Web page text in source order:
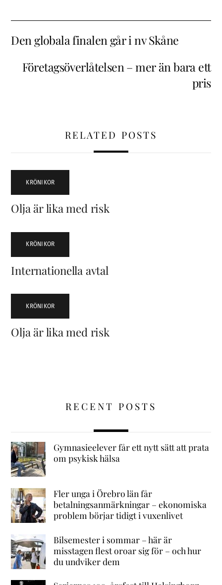
Den globala finalen går i nv Skåne
Företagsöverlåtelsen – mer än bara ett
pris
RELATED POSTS
KRÖNIKOR
Olja är lika med risk
KRÖNIKOR
Internationella avtal
KRÖNIKOR
Olja är lika med risk
RECENT POSTS
Gymnasieelever får ett nytt sätt att prata
om psykisk hälsa
Fler unga i Örebro län får
betalningsanmärkningar – ekonomiska
problem börjar tidigt i vuxenlivet
Bilsemester i sommar – här är
misstagen flest oroar sig för – och hur
du undviker dem